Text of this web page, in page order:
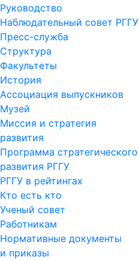
Руководство
Наблюдательный совет РГГУ
Пресс-служба
Структура
Факультеты
История
Ассоциация выпускников
Музей
Миссия и стратегия
развития
Программа стратегического
развития РГГУ
РГГУ в рейтингах
Кто есть кто
Ученый совет
Работникам
Нормативные документы
и приказы